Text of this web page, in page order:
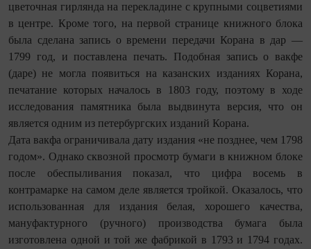
цветочная гирлянда на перекладине с крупными соцветиями
в центре. Кроме того, на первой странице книжного блока
была сделана запись о времени передачи Корана в дар —
1799 год, и поставлена печать. Подобная запись о вакфе
(даре) не могла появиться на казанских изданиях Корана,
печатание которых началось в 1803 году, поэтому в ходе
исследования памятника была выдвинута версия, что он
является одним из петербургских изданий Корана.
Дата вакфа ограничивала дату издания «не позднее, чем 1798
годом». Однако сквозной просмотр бумаги в книжном блоке
после обеспыливания показал, что цифра восемь в
контрамарке на самом деле является тройкой. Оказалось, что
использованная для издания белая, хорошего качества,
мануфактурного (ручного) производства бумага была
изготовлена одной и той же фабрикой в 1793 и 1794 годах.